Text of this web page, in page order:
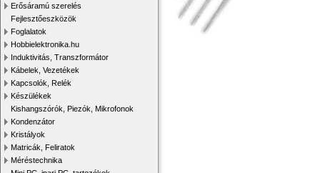
Erősáramú szerelés
Fejlesztőeszközök
Foglalatok
Hobbielektronika.hu
Induktivitás, Transzformátor
Kábelek, Vezetékek
Kapcsolók, Relék
Készülékek
Kishangszórók, Piezók, Mikrofonok
Kondenzátor
Kristályok
Matricák, Feliratok
Méréstechnika